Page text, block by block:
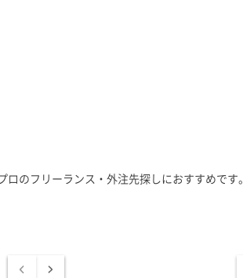
のフリーランス・外注先探しにおすすめです。